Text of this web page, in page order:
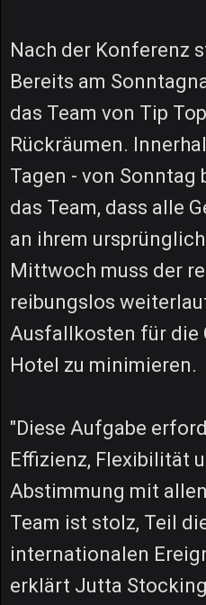
Nach der Konferenz
Bereits am
das Team von Tip
Rückräumen.
Tagen - von Sonntag
das Team, dass alle
an ihrem
Mittwoch muss der
reibungslos
Ausfallkosten für die
Hotel zu minimieren.
"Diese Aufgabe
Effizienz, Flexibilität
Abstimmung mit
Team ist stolz, Teil
internationalen
erklärt Jutta